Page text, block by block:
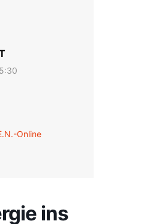
Online
ins